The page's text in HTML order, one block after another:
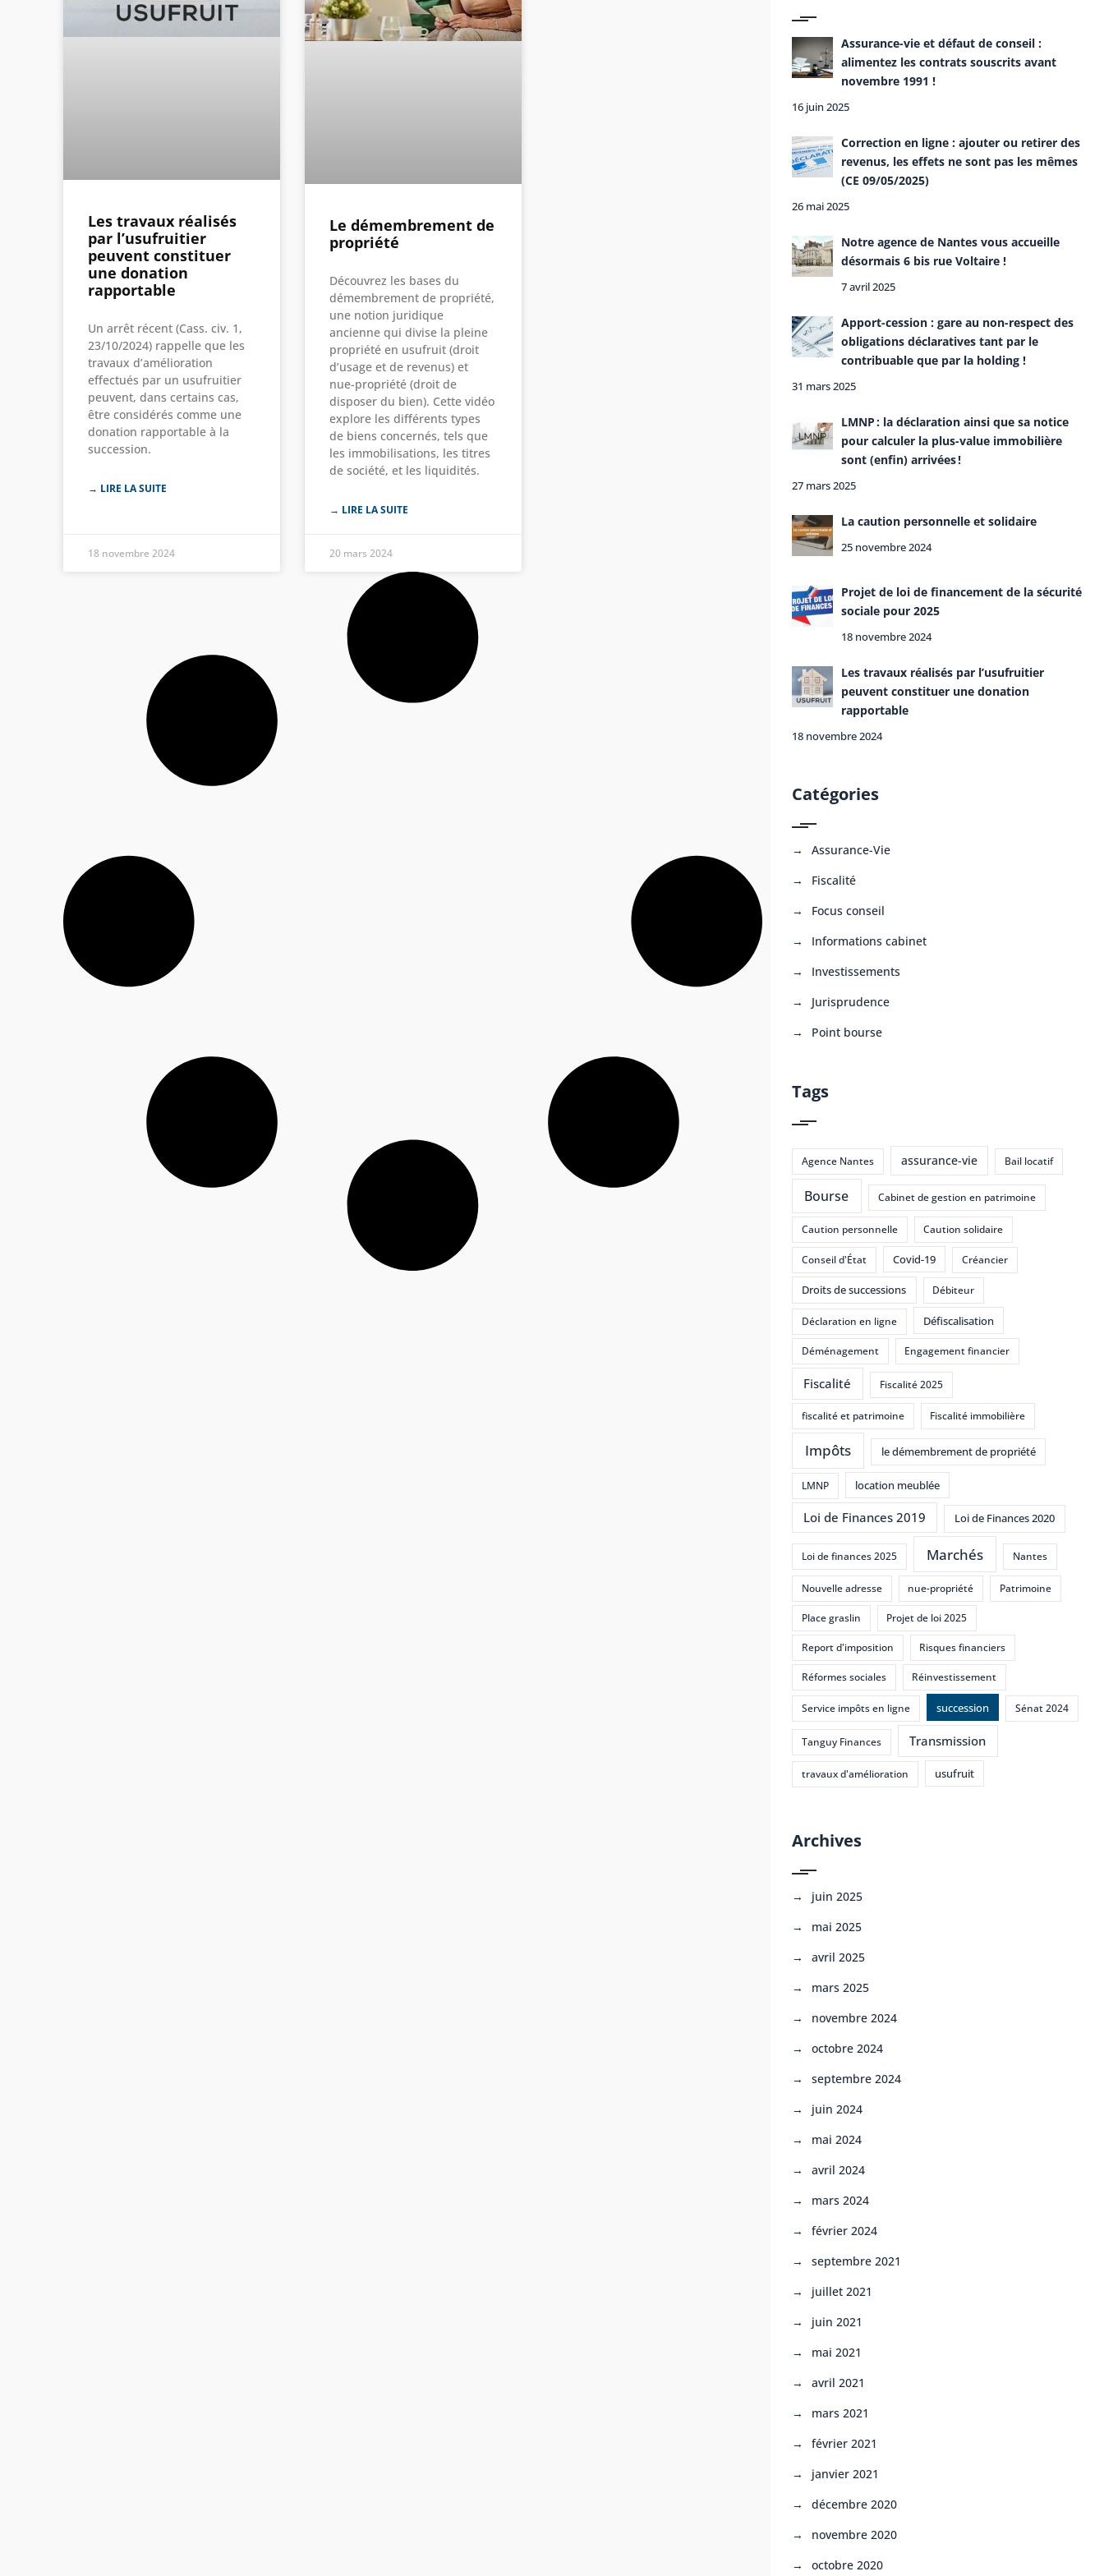
Les travaux réalisés
par l’usufruitier
peuvent constituer
une donation
rapportable
Un arrêt récent (Cass. civ. 1,
23/10/2024) rappelle que les
travaux d’amélioration
effectués par un usufruitier
peuvent, dans certains cas,
être considérés comme une
donation rapportable à la
succession.
→ LIRE LA SUITE
18 novembre 2024
Le démembrement de
propriété
Découvrez les bases du
démembrement de propriété,
une notion juridique
ancienne qui divise la pleine
propriété en usufruit (droit
d’usage et de revenus) et
nue-propriété (droit de
disposer du bien). Cette vidéo
explore les différents types
de biens concernés, tels que
les immobilisations, les titres
de société, et les liquidités.
→ LIRE LA SUITE
20 mars 2024
Assurance-vie et défaut de conseil :
alimentez les contrats souscrits avant
novembre 1991 !
16 juin 2025
Correction en ligne : ajouter ou retirer des
revenus, les effets ne sont pas les mêmes
(CE 09/05/2025)
26 mai 2025
Notre agence de Nantes vous accueille
désormais 6 bis rue Voltaire !
7 avril 2025
Apport-cession : gare au non-respect des
obligations déclaratives tant par le
contribuable que par la holding !
31 mars 2025
LMNP : la déclaration ainsi que sa notice
pour calculer la plus-value immobilière
sont (enfin) arrivées !
27 mars 2025
La caution personnelle et solidaire
25 novembre 2024
Projet de loi de financement de la sécurité
sociale pour 2025
18 novembre 2024
Les travaux réalisés par l’usufruitier
peuvent constituer une donation
rapportable
18 novembre 2024
Catégories
Assurance-Vie
Fiscalité
Focus conseil
Informations cabinet
Investissements
Jurisprudence
Point bourse
Tags
Agence Nantes assurance-vie Bail locatif
Bourse Cabinet de gestion en patrimoine
Caution personnelle Caution solidaire
Conseil d'État Covid-19 Créancier
Droits de successions Débiteur
Déclaration en ligne Défiscalisation
Déménagement Engagement financier
Fiscalité Fiscalité 2025
fiscalité et patrimoine Fiscalité immobilière
Impôts le démembrement de propriété
LMNP location meublée
Loi de Finances 2019 Loi de Finances 2020
Loi de finances 2025 Marchés Nantes
Nouvelle adresse nue-propriété Patrimoine
Place graslin Projet de loi 2025
Report d'imposition Risques financiers
Réformes sociales Réinvestissement
Service impôts en ligne succession Sénat 2024
Tanguy Finances Transmission
travaux d'amélioration usufruit
Archives
juin 2025
mai 2025
avril 2025
mars 2025
novembre 2024
octobre 2024
septembre 2024
juin 2024
mai 2024
avril 2024
mars 2024
février 2024
septembre 2021
juillet 2021
juin 2021
mai 2021
avril 2021
mars 2021
février 2021
janvier 2021
décembre 2020
novembre 2020
octobre 2020